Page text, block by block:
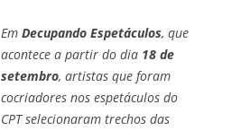
Em Decupando Espetáculos, que
acontece a partir do dia 18 de
setembro, artistas que foram
cocriadores nos espetáculos do
CPT selecionaram trechos das